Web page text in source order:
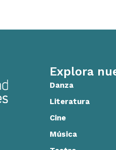
Explora
Danza
Literatura
Cine
Música